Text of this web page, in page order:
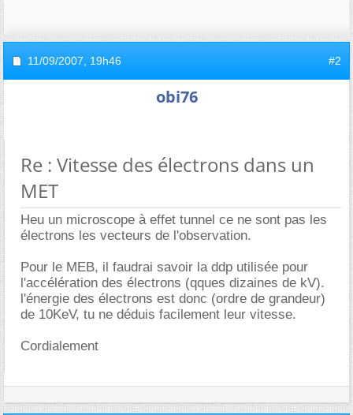
11/09/2007, 19h46 #2
obi76
Re : Vitesse des électrons dans un
MET
Heu un microscope à effet tunnel ce ne sont pas les
électrons les vecteurs de l'observation.
Pour le MEB, il faudrai savoir la ddp utilisée pour
l'accélération des électrons (qques dizaines de kV).
l'énergie des électrons est donc (ordre de grandeur)
de 10KeV, tu ne déduis facilement leur vitesse.
Cordialement